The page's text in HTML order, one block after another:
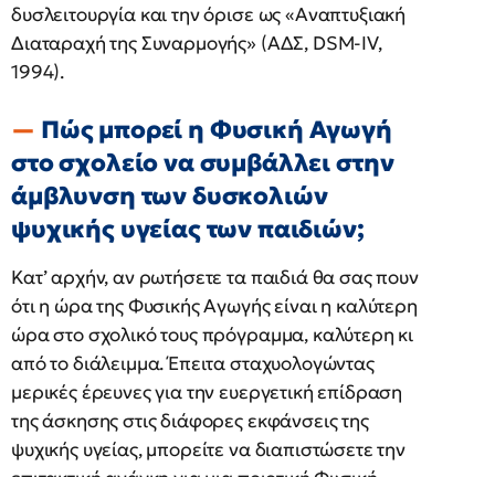
δυσλειτουργία και την όρισε ως «Αναπτυξιακή
Διαταραχή της Συναρμογής» (ΑΔΣ, DSM-IV,
1994).
Πώς μπορεί η Φυσική Αγωγή
στο σχολείο να συμβάλλει στην
άμβλυνση των δυσκολιών
ψυχικής υγείας των παιδιών;
Κατ’ αρχήν, αν ρωτήσετε τα παιδιά θα σας πουν
ότι η ώρα της Φυσικής Αγωγής είναι η καλύτερη
ώρα στο σχολικό τους πρόγραμμα, καλύτερη κι
από το διάλειμμα. Έπειτα σταχυολογώντας
μερικές έρευνες για την ευεργετική επίδραση
της άσκησης στις διάφορες εκφάνσεις της
ψυχικής υγείας, μπορείτε να διαπιστώσετε την